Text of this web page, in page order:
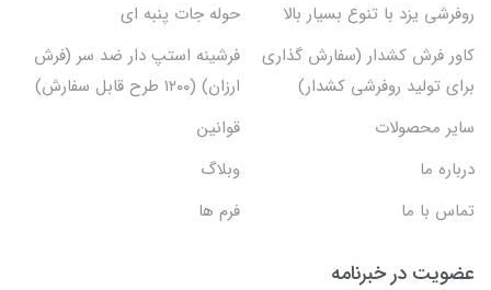
روفرشی یزد با تنوع بسیار بالا
حوله جات پنبه ای
کاور فرش کشدار (سفارش گذاری
برای تولید روفرشی کشدار)
فرشینه استپ دار ضد سر (فرش
ارزان) (۱۲۰۰ طرح قابل سفارش)
سایر محصولات
قوانین
درباره ما
وبلاگ
تماس با ما
فرم ها
عضویت در خبرنامه